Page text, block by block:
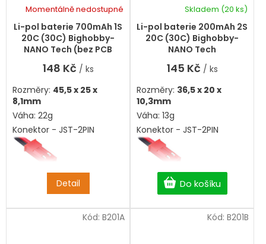
Li-pol baterie 700mAh 1S
20C (30C) Bighobby-
NANO Tech (bez PCB
ochrany)
Momentálně nedostupné
148 Kč / ks
Detail
Rozměry: 45,5 x 25 x
8,1mm
Váha: 22g
Konektor - JST-2PIN
Li-pol baterie 200mAh 2S
20C (30C) Bighobby-
NANO Tech
Skladem (20 ks)
145 Kč / ks
Do košíku
Rozměry: 36,5 x 20 x
10,3mm
Váha: 13g
Konektor - JST-2PIN
Kód: B201A Kód: B201B